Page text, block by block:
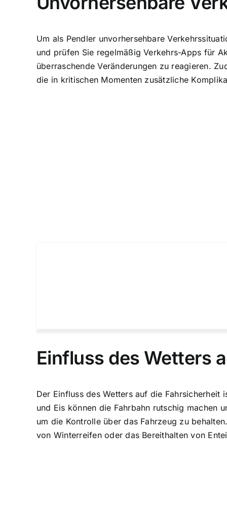
Um als Pendler unvorhersehbare
und prüfen Sie regelmäßig Verkehrs-Apps für
überraschende Veränderungen zu reagieren.
die in kritischen Momenten zusätzliche
Einfluss des Wetters
Der Einfluss des Wetters auf die
und Eis können die Fahrbahn rutschig machen
um die Kontrolle über das Fahrzeug zu
von Winterreifen oder das Bereithalten von